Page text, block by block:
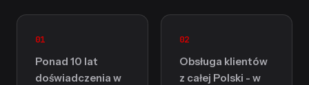
01
Ponad 10 lat
doświadczenia w
02
Obsługa klientów
z całej Polski - w